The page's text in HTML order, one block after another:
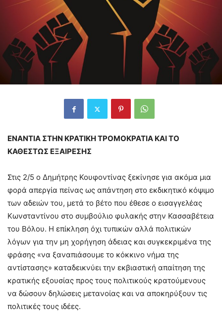
ΕΝΑΝΤΙΑ ΣΤΗΝ ΚΡΑΤΙΚΗ ΤΡΟΜΟΚΡΑΤΙΑ ΚΑΙ ΤΟ
ΚΑΘΕΣΤΩΣ ΕΞΑΙΡΕΣΗΣ
Στις 2/5 ο Δημήτρης Κουφοντίνας ξεκίνησε για ακόμα μια
φορά απεργία πείνας ως απάντηση στο εκδικητικό κόψιμο
των αδειών του, μετά το βέτο που έθεσε ο εισαγγελέας
Κωνσταντίνου στο συμβούλιο φυλακής στην Κασσαβέτεια
του Βόλου. Η επίκληση όχι τυπικών αλλά πολιτικών
λόγων για την μη χορήγηση άδειας και συγκεκριμένα της
φράσης «να ξαναπιάσουμε το κόκκινο νήμα της
αντίστασης» καταδεικνύει την εκβιαστική απαίτηση της
κρατικής εξουσίας προς τους πολιτικούς κρατούμενους
να δώσουν δηλώσεις μετανοίας και να αποκηρύξουν τις
πολιτικές τους ιδέες.